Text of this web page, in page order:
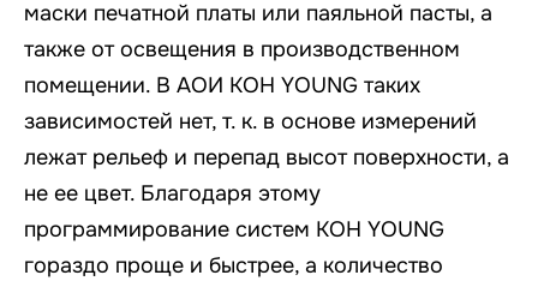
маски печатной платы или паяльной пасты, а
также от освещения в производственном
помещении. В АОИ KOH YOUNG таких
зависимостей нет, т. к. в основе измерений
лежат рельеф и перепад высот поверхности, а
не ее цвет. Благодаря этому
программирование систем KOH YOUNG
гораздо проще и быстрее, а количество